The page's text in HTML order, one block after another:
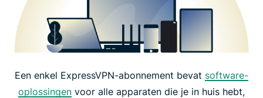
Een enkel ExpressVPN-abonnement bevat software-
oplossingen voor alle apparaten die je in huis hebt,